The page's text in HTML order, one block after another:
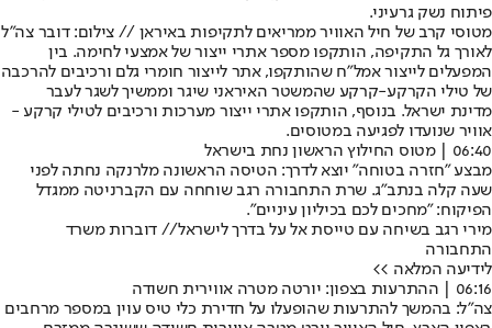
פיתוח נשק גרעיני.
מטוסי קרב של חיל האוויר ממריאים לתקיפות באיראן // צילום: דובר צה"ל
לאורך גל התקיפה, הותקפו מספר אתרי ייצור של אמצעי לחימה. בין
המפעלים לייצור אמל"ח שהותקפו, אתר לייצור חומרי גלם ורכיבים להרכבה
של טילי הקרקע-קרקע שהמשטר האיראני שיגר וממשיך לשגר לעבר
מדינת ישראל. בנוסף, הותקפו אתרי ייצור מערכות ורכיבים לטילי קרקע -
אוויר שנועדו לפגיעה במטוסים.
06:40 | מטוס החילוץ הראשון נחת בישראל
מבצע "חזרה בטוחה" יוצא לדרך: הטיסה הראשונה מלרנקה נחתה לפני
שעה קלה בנתב"ג. שרת התחבורה רגב שוחחה עם הקברניטה ממגדל
הפיקוח: "מחכים לכם בכיליון עיניים".
מירי רגב בשיחה עם טייסת אל על בדרך לישראל// דוברות משרד
התחבורה
לידיעה המלאה >>
06:16 | ההתרעות בצפון: יורטה מטרה אווירית חשודה
צה"ל: בהמשך להתרעות שהופעלו על חדירת כלי טיס עוין במספר מרחבים